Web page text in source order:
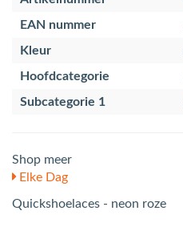
EAN nummer
Kleur
Hoofdcategorie
Subcategorie 1
Shop meer
Elke Dag
Quickshoelaces - neon roze